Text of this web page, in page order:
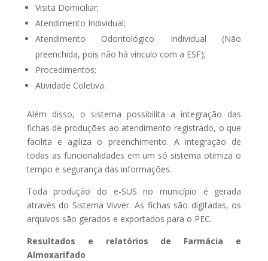
Visita Domiciliar;
Atendimento Individual;
Atendimento Odontológico Individual (Não
preenchida, pois não há vínculo com a ESF);
Procedimentos;
Atividade Coletiva.
Além disso, o sistema possibilita a integração das
fichas de produções ao atendimento registrado, o que
facilita e agiliza o preenchimento. A integração de
todas as funcionalidades em um só sistema otimiza o
tempo e segurança das informações.
Toda produção do e-SUS no município é gerada
através do Sistema Vivver. As fichas são digitadas, os
arquivos são gerados e exportados para o PEC.
Resultados e relatórios de Farmácia e
Almoxarifado